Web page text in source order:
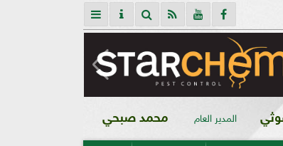
المدير العام محمد صبحي